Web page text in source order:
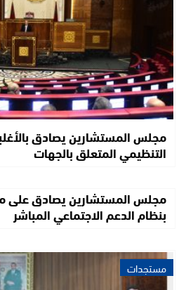
مجلس المستشارين يصادق
التنظيمي المتعلق بالجهات
مجلس المستشارين يصادق على
بنظام الدعم الاجتماعي المباشر
مستجدات